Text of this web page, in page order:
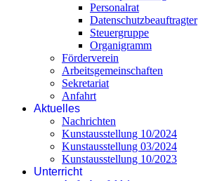
Personalrat
Datenschutzbeauftragter
Steuergruppe
Organigramm
Förderverein
Arbeitsgemeinschaften
Sekretariat
Anfahrt
Aktuelles
Nachrichten
Kunstausstellung 10/2024
Kunstausstellung 03/2024
Kunstausstellung 10/2023
Unterricht